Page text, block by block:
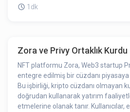
1dk
Zora ve Privy Ortaklık Kurdu
NFT platformu Zora, Web3 startup
entegre edilmiş bir cüzdanı piyasaya
Bu işbirliği, kripto cüzdanı olmayan
doğrudan kullanarak yatırım
etmelerine olanak tanır. Kullanıcılar,